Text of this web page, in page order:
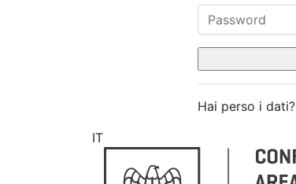
Hai perso i dati?
IT